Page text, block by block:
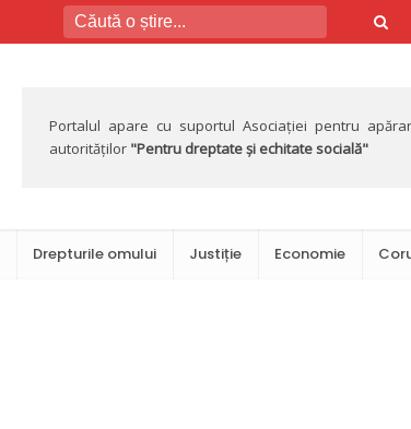
Portalul apare cu suportul Asociației pentru
autorităților "Pentru dreptate și echitate socială"
Drepturile omului Justiție Economie